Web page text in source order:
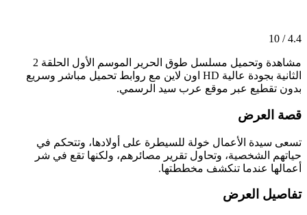
4.4 / 10
مشاهدة وتحميل مسلسل طوق الحرير الموسم الأول الحلقة 2
الثانية بجودة عالية HD اون لاين مع روابط تحميل مباشر وسريع
بدون تقطيع عبر موقع عرب سيد الرسمي.
قصة العرض
تسعى سيدة الأعمال خولة للسيطرة على أولادها، وتتحكم في
حياتهم الشخصية، وتحاول تقرير مصائرهم، ولكنها تقع في شر
أعمالها عندما تنكشف مخططتها.
تفاصيل العرض